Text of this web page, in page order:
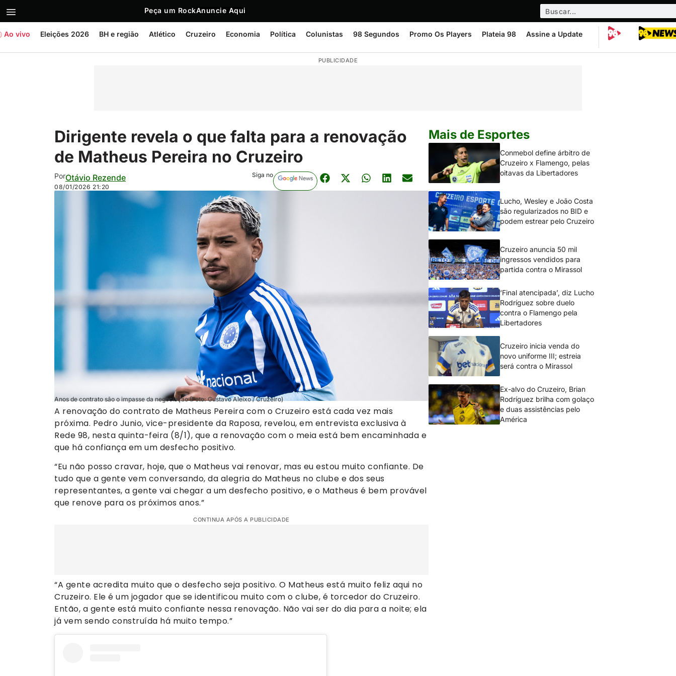
Peça um RockAnuncie Aqui
Ao vivo Eleições 2026 BH e região Atlético Cruzeiro Economia Política Colunistas 98 Segundos Promo Os Players Plateia 98 Assine a Update
PUBLICIDADE
Dirigente revela o que falta para a renovação
de Matheus Pereira no Cruzeiro
PorOtávio Rezende
08/01/2026 21:20
Siga no
Anos de contrato são o impasse da negociação (Foto: Gustavo Aleixo / Cruzeiro)
A renovação do contrato de Matheus Pereira com o Cruzeiro está cada vez mais
próxima. Pedro Junio, vice-presidente da Raposa, revelou, em entrevista exclusiva à
Rede 98, nesta quinta-feira (8/1), que a renovação com o meia está bem encaminhada e
que há confiança em um desfecho positivo.
“Eu não posso cravar, hoje, que o Matheus vai renovar, mas eu estou muito confiante. De
tudo que a gente vem conversando, da alegria do Matheus no clube e dos seus
representantes, a gente vai chegar a um desfecho positivo, e o Matheus é bem provável
que renove para os próximos anos.”
CONTINUA APÓS A PUBLICIDADE
“A gente acredita muito que o desfecho seja positivo. O Matheus está muito feliz aqui no
Cruzeiro. Ele é um jogador que se identificou muito com o clube, é torcedor do Cruzeiro.
Então, a gente está muito confiante nessa renovação. Não vai ser do dia para a noite; ela
já vem sendo construída há muito tempo.”
Mais de Esportes
Conmebol define árbitro de
Cruzeiro x Flamengo, pelas
oitavas da Libertadores
Lucho, Wesley e João Costa
são regularizados no BID e
podem estrear pelo Cruzeiro
Cruzeiro anuncia 50 mil
ingressos vendidos para
partida contra o Mirassol
‘Final atencipada’, diz Lucho
Rodríguez sobre duelo
contra o Flamengo pela
Libertadores
Cruzeiro inicia venda do
novo uniforme III; estreia
será contra o Mirassol
Ex-alvo do Cruzeiro, Brian
Rodríguez brilha com golaço
e duas assistências pelo
América